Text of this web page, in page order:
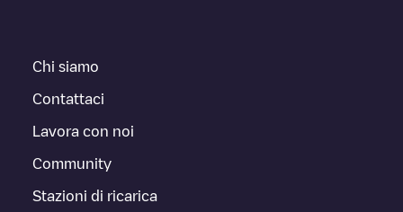
Chi siamo
Contattaci
Lavora con noi
Community
Stazioni di ricarica